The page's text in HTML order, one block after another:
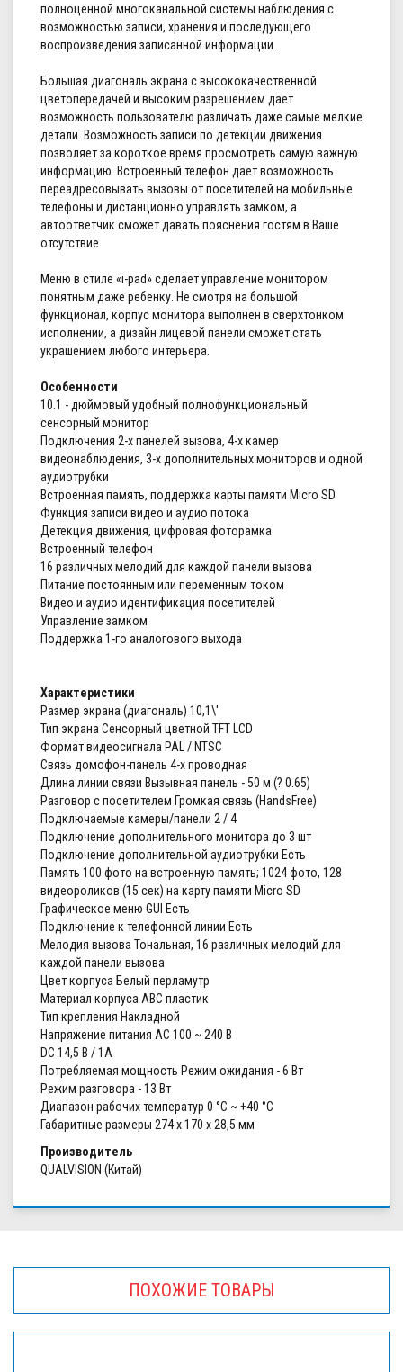
полноценной многоканальной системы наблюдения с
возможностью записи, хранения и последующего
воспроизведения записанной информации.
Большая диагональ экрана с высококачественной
цветопередачей и высоким разрешением дает
возможность пользователю различать даже самые мелкие
детали. Возможность записи по детекции движения
позволяет за короткое время просмотреть самую важную
информацию. Встроенный телефон дает возможность
переадресовывать вызовы от посетителей на мобильные
телефоны и дистанционно управлять замком, а
автоответчик сможет давать пояснения гостям в Ваше
отсутствие.
Меню в стиле «i-pad» сделает управление монитором
понятным даже ребенку. Не смотря на большой
функционал, корпус монитора выполнен в сверхтонком
исполнении, а дизайн лицевой панели сможет стать
украшением любого интерьера.
Особенности
10.1 - дюймовый удобный полнофункциональный
сенсорный монитор
Подключения 2-х панелей вызова, 4-х камер
видеонаблюдения, 3-х дополнительных мониторов и одной
аудиотрубки
Встроенная память, поддержка карты памяти Micro SD
Функция записи видео и аудио потока
Детекция движения, цифровая фоторамка
Встроенный телефон
16 различных мелодий для каждой панели вызова
Питание постоянным или переменным током
Видео и аудио идентификация посетителей
Управление замком
Поддержка 1-го аналогового выхода
Характеристики
Размер экрана (диагональ) 10,1\'
Тип экрана Сенсорный цветной TFT LCD
Формат видеосигнала PAL / NTSC
Связь домофон-панель 4-х проводная
Длина линии связи Вызывная панель - 50 м (? 0.65)
Разговор с посетителем Громкая связь (HandsFree)
Подключаемые камеры/панели 2 / 4
Подключение дополнительного монитора до 3 шт
Подключение дополнительной аудиотрубки Есть
Память 100 фото на встроенную память; 1024 фото, 128
видеороликов (15 сек) на карту памяти Micro SD
Графическое меню GUI Есть
Подключение к телефонной линии Есть
Мелодия вызова Тональная, 16 различных мелодий для
каждой панели вызова
Цвет корпуса Белый перламутр
Материал корпуса ABC пластик
Тип крепления Накладной
Напряжение питания АС 100 ~ 240 В
DC 14,5 В / 1А
Потребляемая мощность Режим ожидания - 6 Вт
Режим разговора - 13 Вт
Диапазон рабочих температур 0 °С ~ +40 °С
Габаритные размеры 274 x 170 x 28,5 мм
Производитель
QUALVISION (Китай)
ПОХОЖИЕ ТОВАРЫ